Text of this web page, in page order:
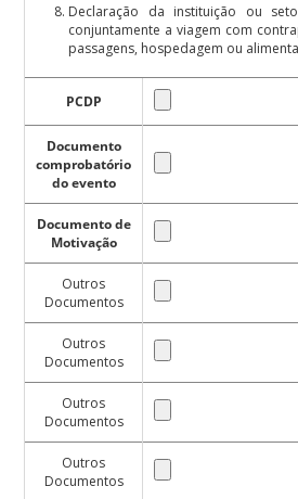
Declaração da instituição ou
conjuntamente a viagem com
passagens, hospedagem ou
PCDP
Documento
comprobatório
do evento
Documento de
Motivação
Outros
Documentos
Outros
Documentos
Outros
Documentos
Outros
Documentos